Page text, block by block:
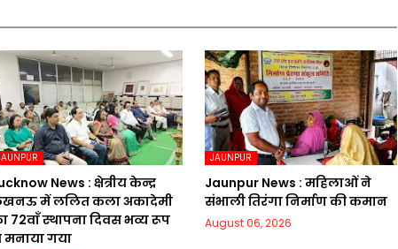
News : क्षेत्रीय केन्द्र
में ललित कला अकादेमी
72वाॅं स्थापना दिवस भव्य रूप
मनाया गया
JAUNPUR
Jaunpur News : महिलाओं ने
संभाली तिरंगा निर्माण की कमान
August 06, 2026